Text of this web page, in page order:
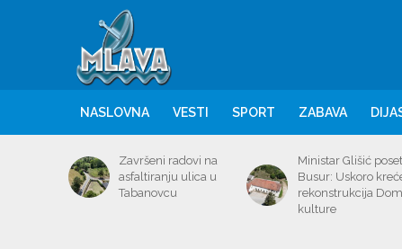
NASLOVNA VESTI SPORT ZABAVA
Završeni radovi na
asfaltiranju ulica u
Tabanovcu
Ministar Glišić
Busur: Uskoro
rekonstrukcija
kulture